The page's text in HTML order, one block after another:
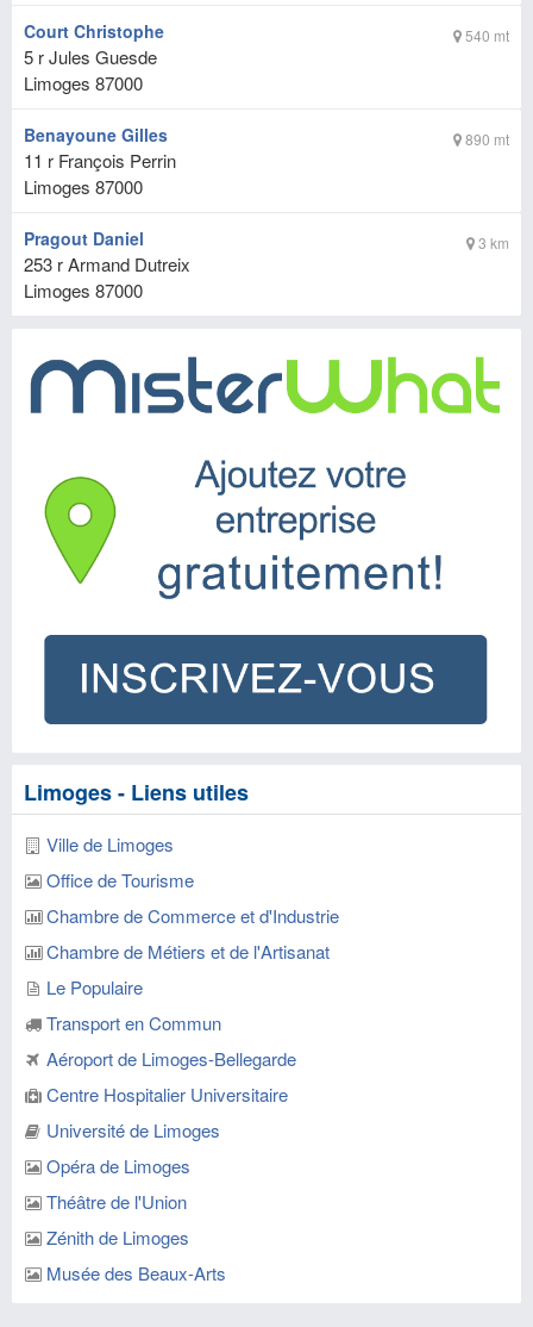
540 mt
Court Christophe
5 r Jules Guesde
Limoges 87000
890 mt
Benayoune Gilles
11 r François Perrin
Limoges 87000
3 km
Pragout Daniel
253 r Armand Dutreix
Limoges 87000
Limoges - Liens utiles
Ville de Limoges
Office de Tourisme
Chambre de Commerce et d'Industrie
Chambre de Métiers et de l'Artisanat
Le Populaire
Transport en Commun
Aéroport de Limoges-Bellegarde
Centre Hospitalier Universitaire
Université de Limoges
Opéra de Limoges
Théâtre de l'Union
Zénith de Limoges
Musée des Beaux-Arts